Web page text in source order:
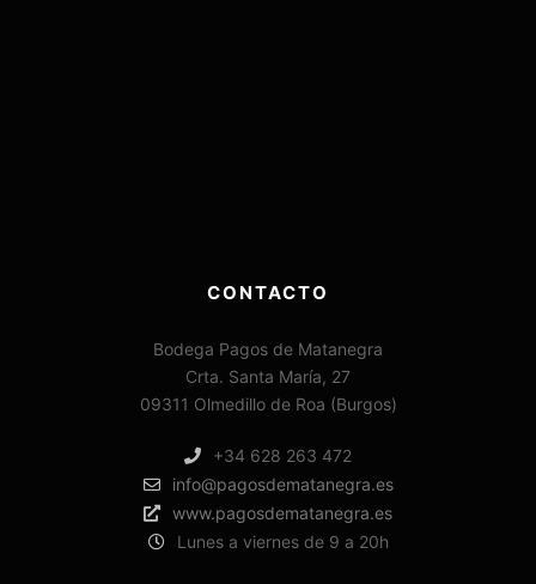
CONTACTO
Bodega Pagos de Matanegra
Crta. Santa María, 27
09311 Olmedillo de Roa (Burgos)
+34 628 263 472
info@pagosdematanegra.es
www.pagosdematanegra.es
Lunes a viernes de 9 a 20h